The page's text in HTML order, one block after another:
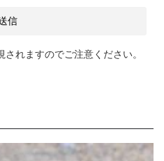
れますのでご注意ください。